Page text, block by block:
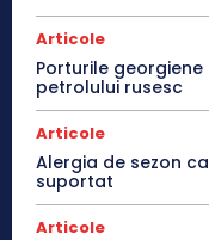
Articole
Porturile
petrolului rusesc
Articole
Alergia de sezon
suportat
Articole